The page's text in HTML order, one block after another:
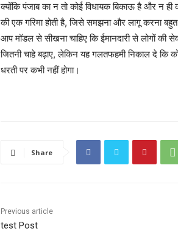
क्योंकि पंजाब का न तो कोई विधायक बिकाऊ है और न
की एक गरिमा होती है, जिसे समझना और लागू करना
आप मॉडल से सीखना चाहिए कि ईमानदारी से लोगों की
जितनी चाहे बढ़ाए, लेकिन यह गलतफहमी निकाल दे कि
धरती पर कभी नहीं होगा।
Share
Previous article
test Post